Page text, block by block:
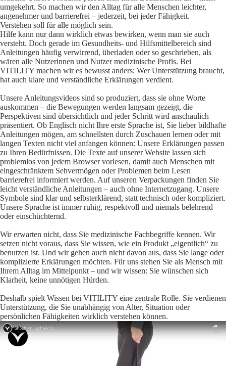
umgekehrt. So machen wir den Alltag für alle Menschen leichter,
angenehmer und barrierefrei – jederzeit, bei jeder Fähigkeit.
Verstehen soll für alle möglich sein.
Hilfe kann nur dann wirklich etwas bewirken, wenn man sie auch
versteht. Doch gerade im Gesundheits- und Hilfsmittelbereich sind
Anleitungen häufig verwirrend, überladen oder so geschrieben, als
wären alle Nutzerinnen und Nutzer medizinische Profis. Bei
VITILITY machen wir es bewusst anders: Wer Unterstützung braucht,
hat auch klare und verständliche Erklärungen verdient.
Unsere Anleitungsvideos sind so produziert, dass sie ohne Worte
auskommen – die Bewegungen werden langsam gezeigt, die
Perspektiven sind übersichtlich und jeder Schritt wird anschaulich
präsentiert. Ob Englisch nicht Ihre erste Sprache ist, Sie lieber bildhafte
Anleitungen mögen, am schnellsten durch Zuschauen lernen oder mit
langen Texten nicht viel anfangen können: Unsere Erklärungen passen
zu Ihren Bedürfnissen. Die Texte auf unserer Website lassen sich
problemlos von jedem Browser vorlesen, damit auch Menschen mit
eingeschränktem Sehvermögen oder Problemen beim Lesen
barrierefrei informiert werden. Auf unseren Verpackungen finden Sie
leicht verständliche Anleitungen – auch ohne Internetzugang. Unsere
Symbole sind klar und selbsterklärend, statt technisch oder kompliziert.
Unsere Sprache ist immer ruhig, respektvoll und niemals belehrend
oder einschüchternd.
Wir erwarten nicht, dass Sie medizinische Fachbegriffe kennen. Wir
setzen nicht voraus, dass Sie wissen, wie ein Produkt „eigentlich“ zu
benutzen ist. Und wir gehen auch nicht davon aus, dass Sie lange oder
komplizierte Erklärungen möchten. Für uns stehen Sie als Mensch mit
Ihrem Alltag im Mittelpunkt – und wir wissen: Sie wünschen sich
Klarheit, keine unnötigen Hürden.
Deshalb spielt Wissen bei VITILITY eine zentrale Rolle. Sie verdienen
Unterstützung, die Sie unabhängig von Alter, Situation oder
persönlichen Fähigkeiten wirklich verstehen können.